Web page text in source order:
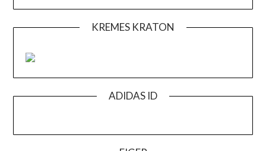
KREMES KRATON
ADIDAS ID